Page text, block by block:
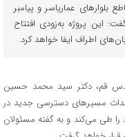
بلوارهای عماریاسر و پیامبر
این پروژه به‌زودی افتتاح
اطراف ایفا خواهد کرد.
قم، دکتر سید محمد حسین
مسیرهای دسترسی جدید در
طی می‌کند و به گفته مسئولان